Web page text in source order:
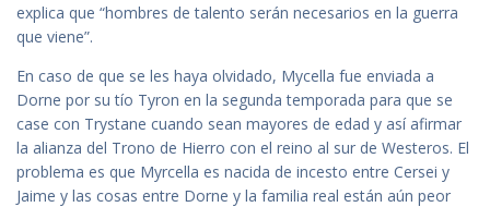
explica que “hombres de talento serán necesarios en la guerra
que viene”.
En caso de que se les haya olvidado, Mycella fue enviada a
Dorne por su tío Tyron en la segunda temporada para que se
case con Trystane cuando sean mayores de edad y así afirmar
la alianza del Trono de Hierro con el reino al sur de Westeros. El
problema es que Myrcella es nacida de incesto entre Cersei y
Jaime y las cosas entre Dorne y la familia real están aún peor